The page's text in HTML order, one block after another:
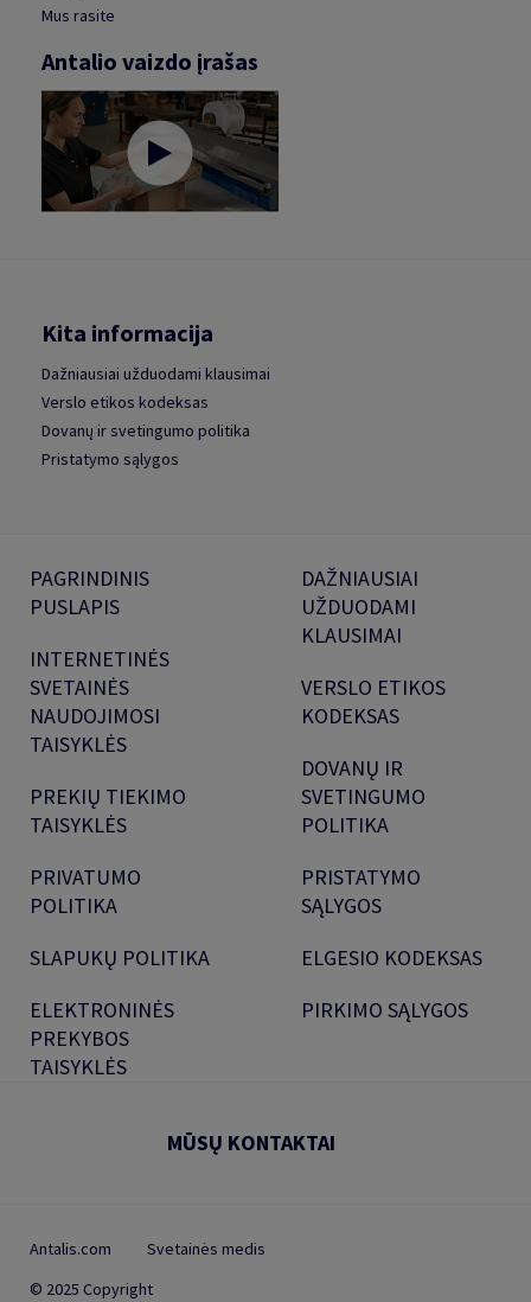
Mus rasite
Antalio vaizdo įrašas
Kita informacija
Dažniausiai užduodami klausimai
Verslo etikos kodeksas
Dovanų ir svetingumo politika
Pristatymo sąlygos
PAGRINDINIS
PUSLAPIS
INTERNETINĖS
SVETAINĖS
NAUDOJIMOSI
TAISYKLĖS
PREKIŲ TIEKIMO
TAISYKLĖS
PRIVATUMO
POLITIKA
SLAPUKŲ POLITIKA
ELEKTRONINĖS
PREKYBOS
TAISYKLĖS
DAŽNIAUSIAI
UŽDUODAMI
KLAUSIMAI
VERSLO ETIKOS
KODEKSAS
DOVANŲ IR
SVETINGUMO
POLITIKA
PRISTATYMO
SĄLYGOS
ELGESIO KODEKSAS
PIRKIMO SĄLYGOS
MŪSŲ KONTAKTAI
Antalis.com
Svetainės medis
© 2025 Copyright